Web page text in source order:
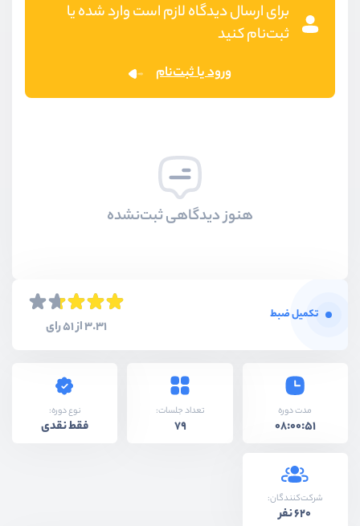
برای ارسال دیدگاه لازم است وارد شده یا
ثبت‌نام کنید
ورود یا ثبت‌نام
هنوز دیدگاهی ثبت‌نشده
تکمیل ضبط
3.31 از 51 رای
مدت دوره
08:00:51
تعداد جلسات:
79
نوع دوره:
فقط نقدی
شرکت‌کنندگان:
620 نفر